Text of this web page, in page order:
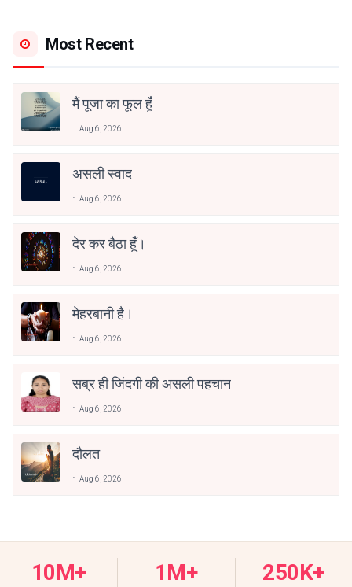
Most Recent
मैं पूजा का फूल हूँ
Aug 6, 2026
असली स्वाद
Aug 6, 2026
देर कर बैठा हूँ।
Aug 6, 2026
मेहरबानी है।
Aug 6, 2026
सब्र ही जिंदगी की असली पहचान
Aug 6, 2026
दौलत
Aug 6, 2026
10M+ 1M+ 250K+